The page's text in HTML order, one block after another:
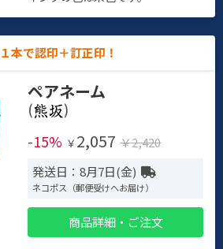
本で認印＋訂正印！
ペアネーム
(
)
-15% ￥ 2,057 ￥2,420
発送日：8月7日(金)
ネコポス（郵便受けへお届け）
商品詳細・ご注文